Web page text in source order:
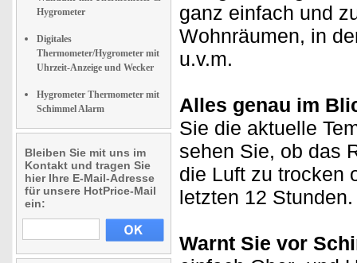
Hygrometer
Digitales
Thermometer/Hygrometer mit
Uhrzeit-Anzeige und Wecker
Hygrometer Thermometer mit
Schimmel Alarm
Bleiben Sie mit uns im
Kontakt und tragen Sie
hier Ihre E-Mail-Adresse
für unsere HotPrice-Mail
ein:
ganz einfach und
Wohnräumen, in
u.v.m.
Alles genau im
Sie die aktuelle
sehen Sie, ob das
die Luft zu trocken
letzten 12 Stunden.
Warnt Sie vor